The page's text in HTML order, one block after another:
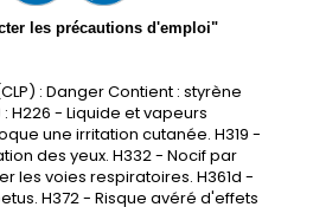
les précautions d'emploi"
: Danger Contient : styrène
H226 - Liquide et vapeurs
une irritation cutanée. H319 -
des yeux. H332 - Nocif par
les voies respiratoires. H361d -
H372 - Risque avéré d'effets